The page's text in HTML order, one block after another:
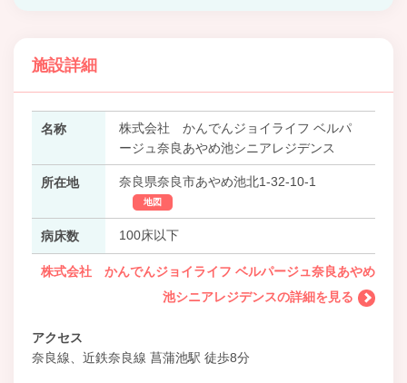
施設詳細
名称
株式会社 かんでんジョイライフ ベルパ
ージュ奈良あやめ池シニアレジデンス
所在地 奈良県奈良市あやめ池北1-32-10-1
地図
病床数 100床以下
株式会社 かんでんジョイライフ ベルパージュ奈良あやめ
池シニアレジデンスの詳細を見る
アクセス
奈良線、近鉄奈良線 菖蒲池駅 徒歩8分